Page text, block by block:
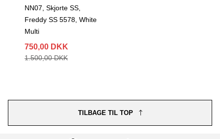
NN07, Skjorte SS,
Freddy SS 5578, White
Multi
750,00 DKK
1.500,00 DKK
TILBAGE TIL TOP